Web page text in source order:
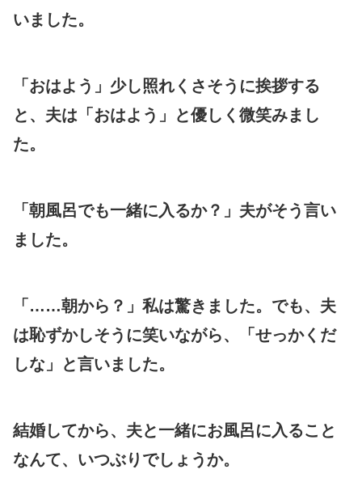
いました。
「おはよう」少し照れくさそうに挨拶する
と、夫は「おはよう」と優しく微笑みまし
た。
「朝風呂でも一緒に入るか？」夫がそう言い
ました。
「……朝から？」私は驚きました。でも、夫
は恥ずかしそうに笑いながら、「せっかくだ
しな」と言いました。
結婚してから、夫と一緒にお風呂に入ること
なんて、いつぶりでしょうか。